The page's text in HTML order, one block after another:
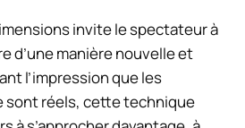
invite le spectateur à
d’une manière nouvelle et
l’impression que les
sont réels, cette technique